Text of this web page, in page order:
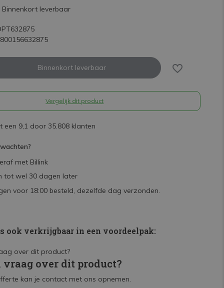
Binnenkort leverbaar
Binnenkort leverbaar
Vergelijk dit product
een 9,1 door 35.808 klanten
met Billink
tot wel 30 dagen later
voor 18:00 besteld, dezelfde dag verzonden.
ook verkrijgbaar in een voordeelpak:
vraag over dit product?
kan je contact met ons opnemen.